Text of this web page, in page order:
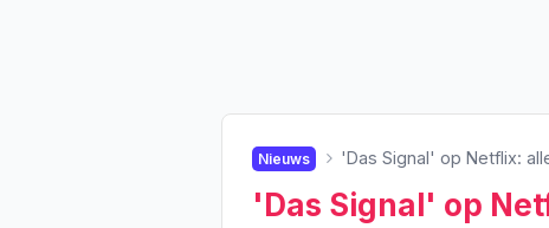
Nieuws 'Das Signal' op Netflix:
'Das Signal' op